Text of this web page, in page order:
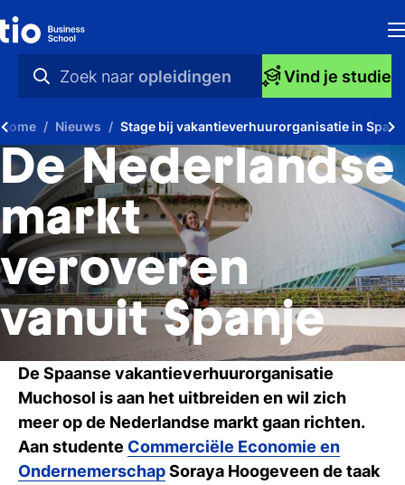
Zoek naar opleidingen
videos
nieuws
opleidingen
Vind je studie
Home Nieuws Stage bij vakantieverhuurorganisatie in
De Nederlandse
markt
veroveren
vanuit Spanje
De Spaanse vakantieverhuurorganisatie
Muchosol is aan het uitbreiden en wil zich
meer op de Nederlandse markt gaan richten.
Aan studente Commerciële Economie en
OndernemerschapSoraya Hoogeveen de taak